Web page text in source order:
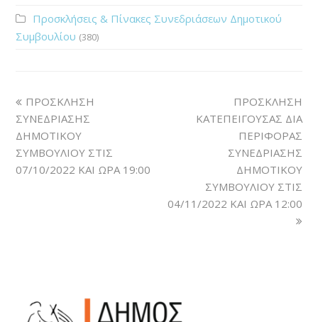
Προσκλήσεις & Πίνακες Συνεδριάσεων Δημοτικού
Συμβουλίου (380)
ΠΡΟΣΚΛΗΣΗ
ΣΥΝΕΔΡΙΑΣΗΣ
ΔΗΜΟΤΙΚΟΥ
ΣΥΜΒΟΥΛΙΟΥ ΣΤΙΣ
07/10/2022 ΚΑΙ ΩΡΑ 19:00
ΠΡΟΣΚΛΗΣΗ
ΚΑΤΕΠΕΙΓΟΥΣΑΣ ΔΙΑ
ΠΕΡΙΦΟΡΑΣ
ΣΥΝΕΔΡΙΑΣΗΣ
ΔΗΜΟΤΙΚΟΥ
ΣΥΜΒΟΥΛΙΟΥ ΣΤΙΣ
04/11/2022 ΚΑΙ ΩΡΑ 12:00